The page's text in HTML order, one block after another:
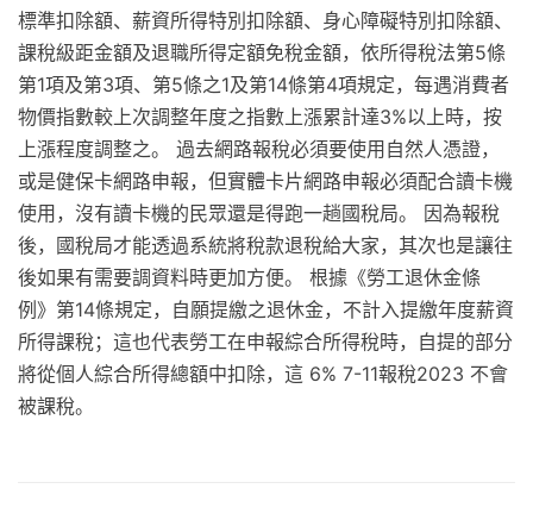
標準扣除額、薪資所得特別扣除額、身心障礙特別扣除額、
課稅級距金額及退職所得定額免稅金額，依所得稅法第5條
第1項及第3項、第5條之1及第14條第4項規定，每遇消費者
物價指數較上次調整年度之指數上漲累計達3%以上時，按
上漲程度調整之。 過去網路報稅必須要使用自然人憑證，
或是健保卡網路申報，但實體卡片網路申報必須配合讀卡機
使用，沒有讀卡機的民眾還是得跑一趟國稅局。 因為報稅
後，國稅局才能透過系統將稅款退稅給大家，其次也是讓往
後如果有需要調資料時更加方便。 根據《勞工退休金條
例》第14條規定，自願提繳之退休金，不計入提繳年度薪資
所得課稅；這也代表勞工在申報綜合所得稅時，自提的部分
將從個人綜合所得總額中扣除，這 6% 7-11報稅2023 不會
被課稅。